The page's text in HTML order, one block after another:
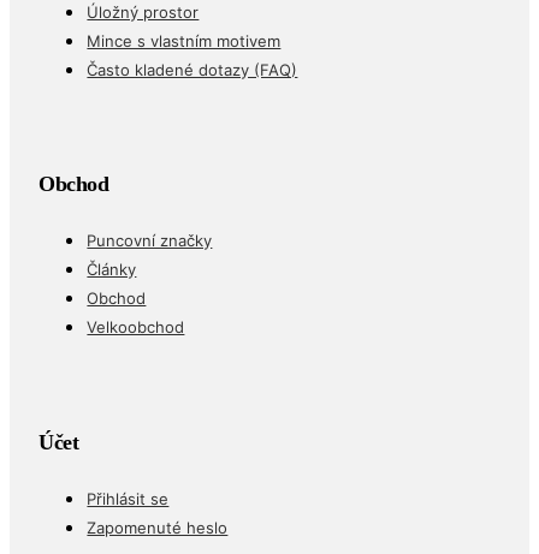
Úložný prostor
Mince s vlastním motivem
Často kladené dotazy (FAQ)
Obchod
Puncovní značky
Články
Obchod
Velkoobchod
Účet
Přihlásit se
Zapomenuté heslo